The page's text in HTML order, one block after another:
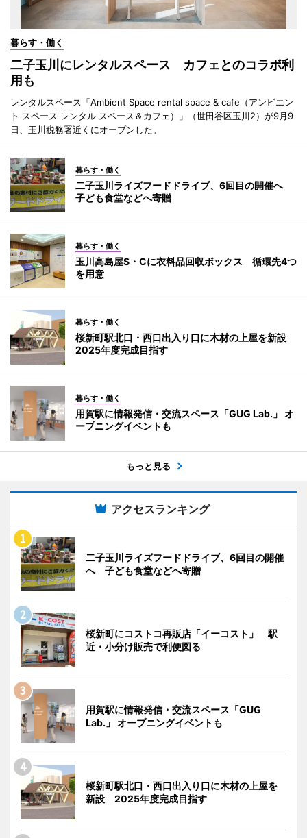
暮らす・働く
二子玉川にレンタルスペース カフェとのコラボ利
用も
レンタルスペース「Ambient Space rental space & cafe（アンビエン
ト スペース レンタル スペース＆カフェ）」（世田谷区玉川2）が9月9
日、玉川税務署近くにオープンした。
暮らす・働く
二子玉川ライズフードドライブ、6回目の開催へ
子ども食堂などへ寄贈
暮らす・働く
玉川高島屋S・Cに衣料品回収ボックス 循環先4つ
を用意
暮らす・働く
桜新町駅北口・西口出入り口に木材の上屋を新設
2025年度完成目指す
暮らす・働く
用賀駅に情報発信・交流スペース「GUG Lab.」 オ
ープニングイベントも
もっと見る
アクセスランキング
二子玉川ライズフードドライブ、6回目の開催
へ 子ども食堂などへ寄贈
桜新町にコストコ再販店「イーコスト」 駅
近・小分け販売で利便図る
用賀駅に情報発信・交流スペース「GUG
Lab.」 オープニングイベントも
桜新町駅北口・西口出入り口に木材の上屋を
新設 2025年度完成目指す